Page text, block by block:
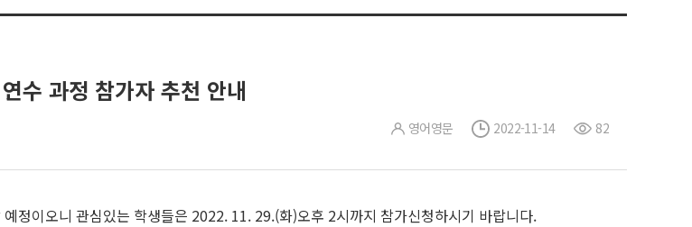
수 과정 참가자 추천 안내
영어영문 2022-11-14 82
정이오니 관심있는 학생들은 2022. 11. 29.(화)오후 2시까지 참가신청하시기 바랍니다.